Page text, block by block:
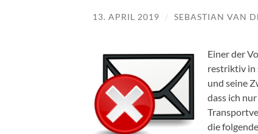
13. APRIL 2019 / SEBASTIAN VAN
Einer der
restriktiv in
und seine
dass ich
die